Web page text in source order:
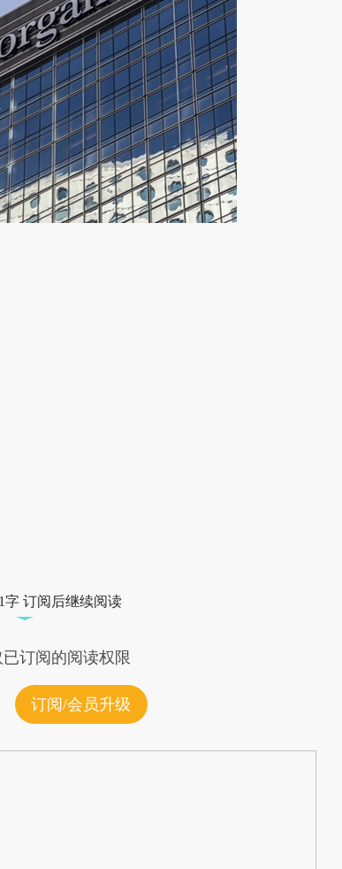
字 订阅后继续阅读
订阅的阅读权限
订阅/会员升级